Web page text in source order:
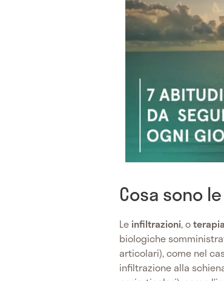
Cosa sono
Le infiltrazioni, o
biologiche
articolari), come nel
infiltrazione alla